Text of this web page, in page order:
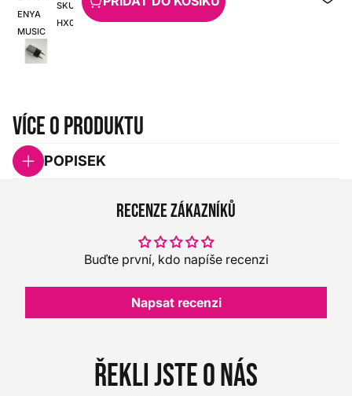
ENYA
MUSIC
SKU:
HX0000000109806
Více o produktu
POPISEK
Recenze zákazníků
Buďte první, kdo napíše recenzi
Napsat recenzi
Řekli jste o nás